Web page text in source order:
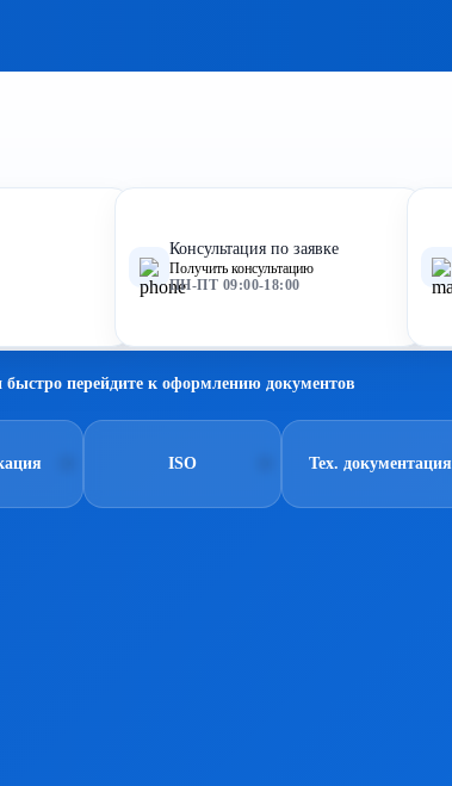
Консультация по заявке
Получить консультацию
ПН-ПТ 09:00-18:00
перейдите к оформлению документов
ISO Тех. документация